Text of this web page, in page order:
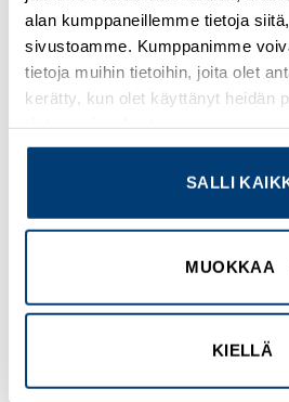
alan kumppaneillemme tietoja
sivustoamme. Kumppanimme
tietoja muihin tietoihin, joita olet
kerätty, kun olet käyttänyt heidän
SALLI
MUOKKAA
KIELLÄ
TUTUSTU MYÖS
wishlist